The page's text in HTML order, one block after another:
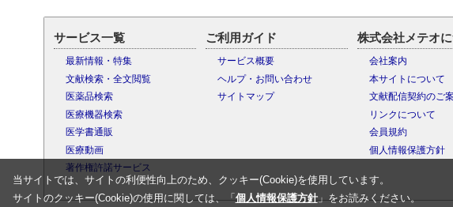
サービス一覧
最新情報・特集
文献検索・全文閲覧
医薬品検索
医療機器検索
医学書通販
医療動画
著作権許諾サービス
ご利用ガイド
サービス概要
ヘルプ・お問い合わせ
サイトマップ
株式会社メテオ
会社案内
本サイトについて
文献配信契約のご
リンクについて
会員規約
個人情報保護方針
当サイトでは、サイトの利便性向上のため、クッキー(Cookie)を使用しています。
サイトのクッキー(Cookie)の使用に関しては、「個人情報保護方針」をお読みください。